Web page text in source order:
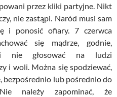
przez kliki partyjne. Nikt
nie zastąpi. Naród musi sam
i ponosić ofiary. 7 czerwca
się mądrze, godnie,
i nie głosować na ludzi
i woli. Można się spodziewać,
bezpośrednio lub pośrednio do
należy zapominać, że